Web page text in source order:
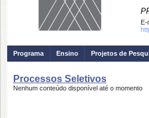
E-
Programa Ensino Projetos de
Processos Seletivos
Nenhum conteúdo disponível até o momento